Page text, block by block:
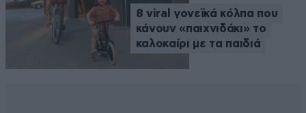
8 viral γονεϊκά κόλπα που
κάνουν «παιχνιδάκι» το
καλοκαίρι με τα παιδιά